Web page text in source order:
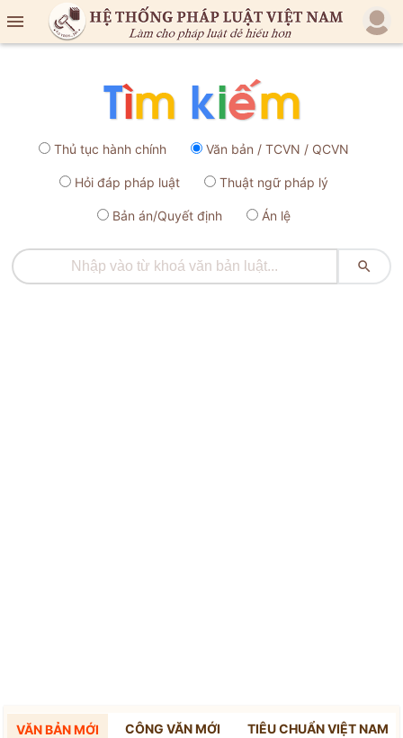

Thủ tục hành chính Văn bản / TCVN / QCVN
Hỏi đáp pháp luật Thuật ngữ pháp lý
Bản án/Quyết định Án lệ

VĂN BẢN MỚI CÔNG VĂN MỚI TIÊU CHUẨN VIỆT NAM